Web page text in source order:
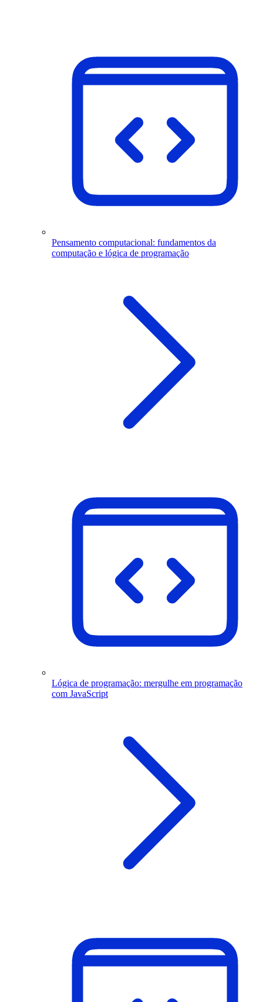
Pensamento computacional: fundamentos da
computação e lógica de programação
Lógica de programação: mergulhe em programação
com JavaScript